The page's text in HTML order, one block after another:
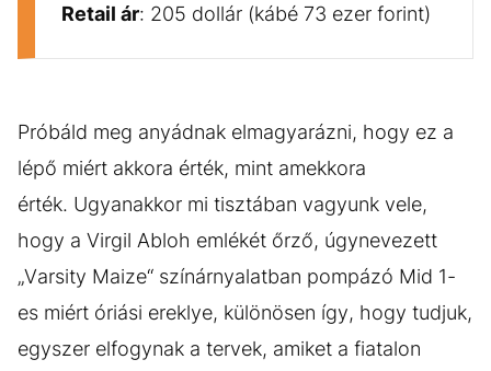
Retail ár: 205 dollár (kábé 73 ezer forint)
Próbáld meg anyádnak elmagyarázni, hogy ez a
lépő miért akkora érték, mint amekkora
érték. Ugyanakkor mi tisztában vagyunk vele,
hogy a Virgil Abloh emlékét őrző, úgynevezett
„Varsity Maize“ színárnyalatban pompázó Mid 1-
es miért óriási ereklye, különösen így, hogy tudjuk,
egyszer elfogynak a tervek, amiket a fiatalon